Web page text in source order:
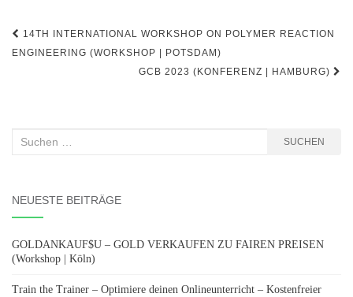
Beitragsnavigation
14TH INTERNATIONAL WORKSHOP ON POLYMER REACTION
ENGINEERING (WORKSHOP | POTSDAM)
GCB 2023 (KONFERENZ | HAMBURG)
Suchen
SUCHEN
NEUESTE BEITRÄGE
GOLDANKAUF$U – GOLD VERKAUFEN ZU FAIREN PREISEN
(Workshop | Köln)
Train the Trainer – Optimiere deinen Onlineunterricht – Kostenfreier